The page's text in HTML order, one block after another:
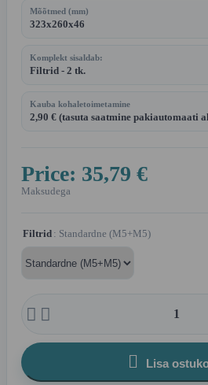
Mõõtmed (mm)
323x260x46
Komplekt sisaldab:
Filtrid - 2 tk.
Kauba kohaletoimetamine
2,90 € (tasuta saatmine pakiautomaati
Price: 35,79 €
Maksudega
Filtrid : Standardne (M5+M5)
 
 Lisa